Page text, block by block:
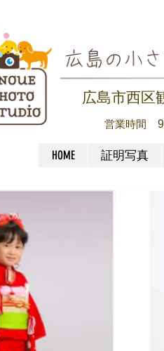
広島市西区
営業時間 9
HOME 証明写真